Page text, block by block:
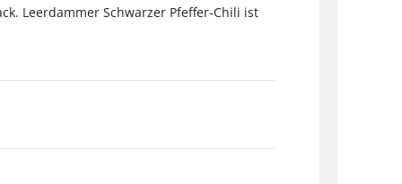
Leerdammer Schwarzer Pfeffer-Chili ist